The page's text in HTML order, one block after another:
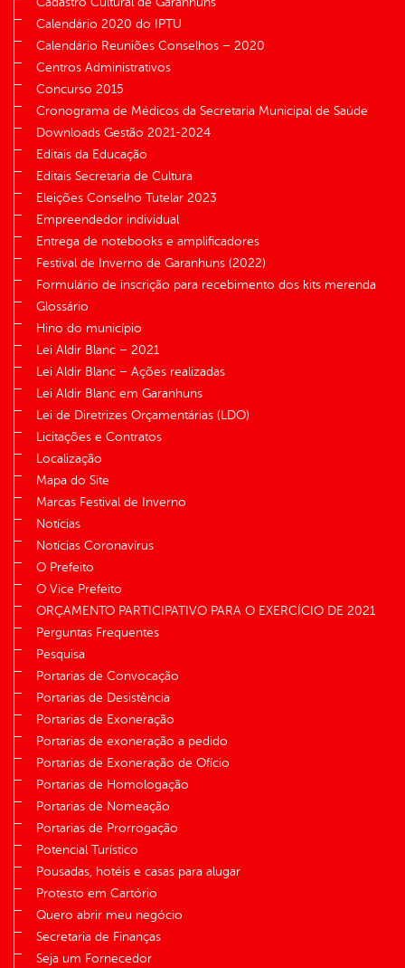
Calendário 2020 do IPTU
Calendário Reuniões Conselhos – 2020
Centros Administrativos
Concurso 2015
Cronograma de Médicos da Secretaria Municipal de Saúde
Downloads Gestão 2021-2024
Editais da Educação
Editais Secretaria de Cultura
Eleições Conselho Tutelar 2023
Empreendedor individual
Entrega de notebooks e amplificadores
Festival de Inverno de Garanhuns (2022)
Formulário de inscrição para recebimento dos kits merenda
Glossário
Hino do município
Lei Aldir Blanc – 2021
Lei Aldir Blanc – Ações realizadas
Lei Aldir Blanc em Garanhuns
Lei de Diretrizes Orçamentárias (LDO)
Licitações e Contratos
Localização
Mapa do Site
Marcas Festival de Inverno
Notícias
Notícias Coronavírus
O Prefeito
O Vice Prefeito
ORÇAMENTO PARTICIPATIVO PARA O EXERCÍCIO DE 2021
Perguntas Frequentes
Pesquisa
Portarias de Convocação
Portarias de Desistência
Portarias de Exoneração
Portarias de exoneração a pedido
Portarias de Exoneração de Ofício
Portarias de Homologação
Portarias de Nomeação
Portarias de Prorrogação
Potencial Turístico
Pousadas, hotéis e casas para alugar
Protesto em Cartório
Quero abrir meu negócio
Secretaria de Finanças
Seja um Fornecedor